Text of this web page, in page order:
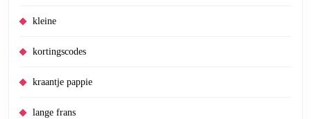
kleine
kortingscodes
kraantje pappie
lange frans